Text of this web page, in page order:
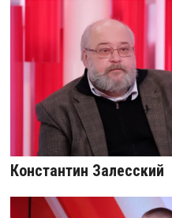
Константин Залесский